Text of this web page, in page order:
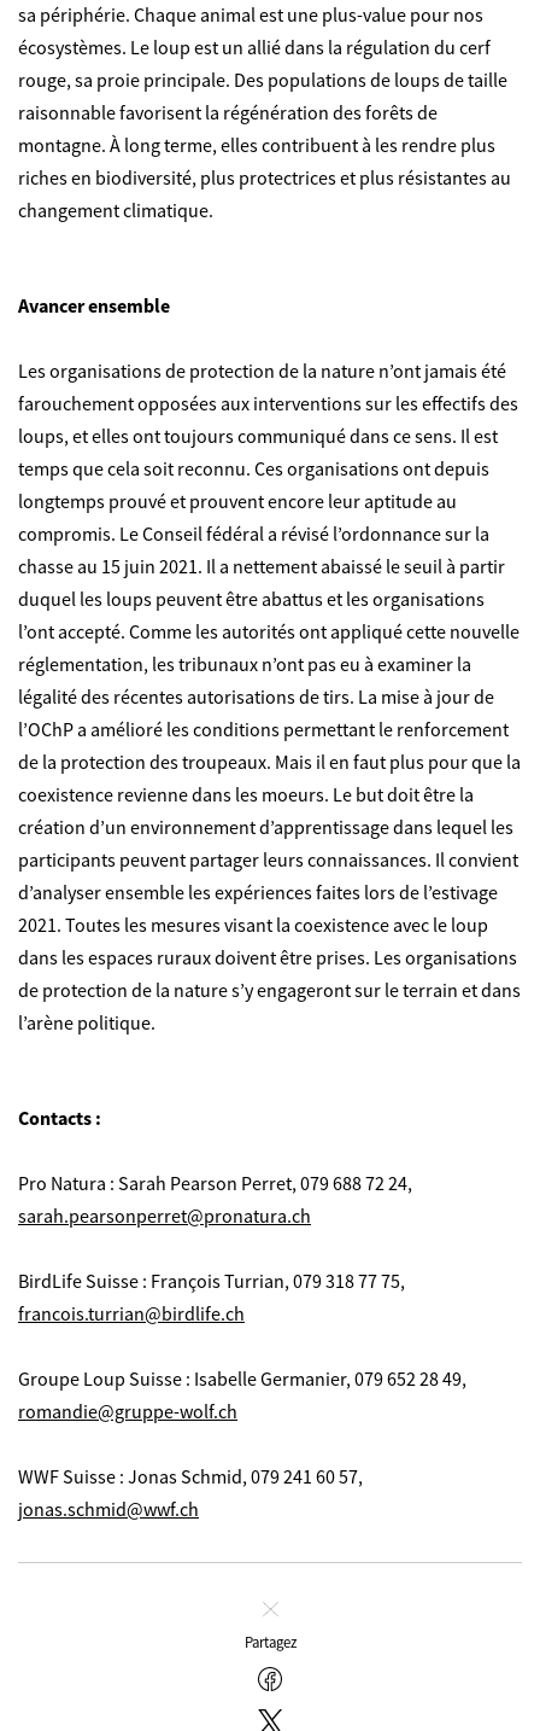
sa périphérie. Chaque animal est une plus-value pour nos
écosystèmes. Le loup est un allié dans la régulation du cerf
rouge, sa proie principale. Des populations de loups de taille
raisonnable favorisent la régénération des forêts de
montagne. À long terme, elles contribuent à les rendre plus
riches en biodiversité, plus protectrices et plus résistantes au
changement climatique.
Avancer ensemble
Les organisations de protection de la nature n’ont jamais été
farouchement opposées aux interventions sur les effectifs des
loups, et elles ont toujours communiqué dans ce sens. Il est
temps que cela soit reconnu. Ces organisations ont depuis
longtemps prouvé et prouvent encore leur aptitude au
compromis. Le Conseil fédéral a révisé l’ordonnance sur la
chasse au 15 juin 2021. Il a nettement abaissé le seuil à partir
duquel les loups peuvent être abattus et les organisations
l’ont accepté. Comme les autorités ont appliqué cette nouvelle
réglementation, les tribunaux n’ont pas eu à examiner la
légalité des récentes autorisations de tirs. La mise à jour de
l’OChP a amélioré les conditions permettant le renforcement
de la protection des troupeaux. Mais il en faut plus pour que la
coexistence revienne dans les moeurs. Le but doit être la
création d’un environnement d’apprentissage dans lequel les
participants peuvent partager leurs connaissances. Il convient
d’analyser ensemble les expériences faites lors de l’estivage
2021. Toutes les mesures visant la coexistence avec le loup
dans les espaces ruraux doivent être prises. Les organisations
de protection de la nature s’y engageront sur le terrain et dans
l’arène politique.
Contacts :
Pro Natura : Sarah Pearson Perret, 079 688 72 24,
sarah.pearsonperret@pronatura.ch
BirdLife Suisse : François Turrian, 079 318 77 75,
francois.turrian@birdlife.ch
Groupe Loup Suisse : Isabelle Germanier, 079 652 28 49,
romandie@gruppe-wolf.ch
WWF Suisse : Jonas Schmid, 079 241 60 57,
jonas.schmid@wwf.ch
Fermer
Partagez
Facebook
Twitter